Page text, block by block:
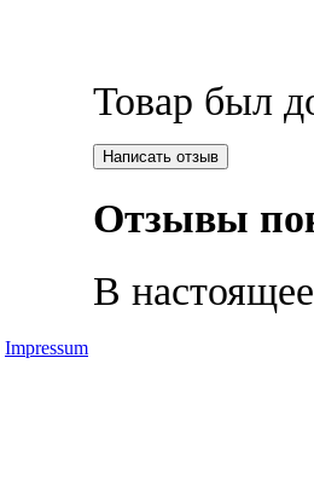
Товар был
Отзывы
В
Impressum